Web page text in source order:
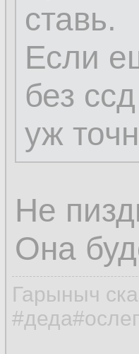
ставь.
Если
без
уж
Не
Она
Гарыныч